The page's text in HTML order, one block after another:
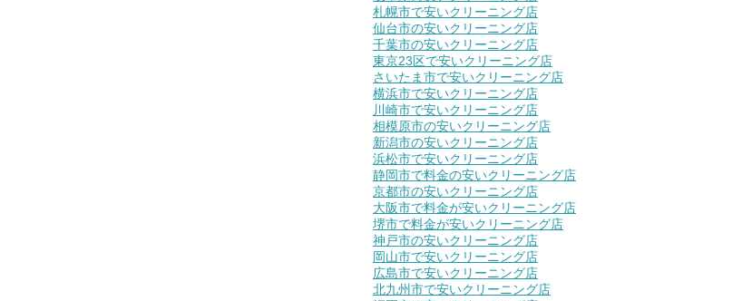
札幌市で安いクリーニング店
仙台市の安いクリーニング店
千葉市の安いクリーニング店
東京23区で安いクリーニング店
さいたま市で安いクリーニング店
横浜市で安いクリーニング店
川崎市で安いクリーニング店
相模原市の安いクリーニング店
新潟市の安いクリーニング店
浜松市で安いクリーニング店
静岡市で料金の安いクリーニング店
京都市の安いクリーニング店
大阪市で料金が安いクリーニング店
堺市で料金が安いクリーニング店
神戸市の安いクリーニング店
岡山市で安いクリーニング店
広島市で安いクリーニング店
北九州市で安いクリーニング店